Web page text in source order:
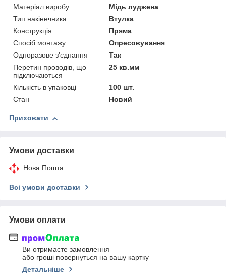
Матеріал виробу
Мідь луджена
Тип накінечника
Втулка
Конструкція
Пряма
Спосіб монтажу
Опресовування
Одноразове з'єднання
Так
Перетин проводів, що
підключаються
25 кв.мм
Кількість в упаковці
100 шт.
Стан
Новий
Приховати
Умови доставки
Нова Пошта
Всі умови доставки
Умови оплати
Ви отримаєте замовлення
або гроші повернуться на вашу картку
Детальніше